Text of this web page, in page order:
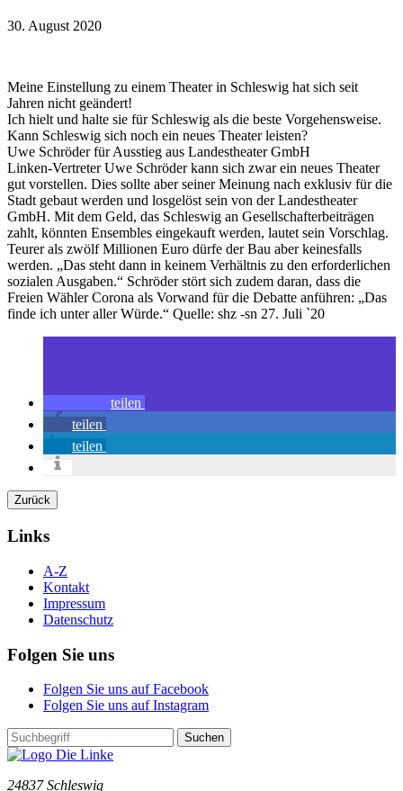
30. August 2020
Meine Einstellung zu einem Theater in Schleswig hat sich seit
Jahren nicht geändert!
Ich hielt und halte sie für Schleswig als die beste Vorgehensweise.
Kann Schleswig sich noch ein neues Theater leisten?
Uwe Schröder für Ausstieg aus Landestheater GmbH
Linken-Vertreter Uwe Schröder kann sich zwar ein neues Theater
gut vorstellen. Dies sollte aber seiner Meinung nach exklusiv für die
Stadt gebaut werden und losgelöst sein von der Landestheater
GmbH. Mit dem Geld, das Schleswig an Gesellschafterbeiträgen
zahlt, könnten Ensembles eingekauft werden, lautet sein Vorschlag.
Teurer als zwölf Millionen Euro dürfe der Bau aber keinesfalls
werden. „Das steht dann in keinem Verhältnis zu den erforderlichen
sozialen Ausgaben.“ Schröder stört sich zudem daran, dass die
Freien Wähler Corona als Vorwand für die Debatte anführen: „Das
finde ich unter aller Würde.“ Quelle: shz -sn 27. Juli `20
teilen
teilen
teilen
Zurück
Links
A-Z
Kontakt
Impressum
Datenschutz
Folgen Sie uns
Folgen Sie uns auf Facebook
Folgen Sie uns auf Instagram
Suchen
24837 Schleswig